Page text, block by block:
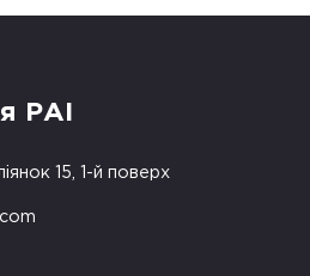
РАІ
15, 1-й поверх